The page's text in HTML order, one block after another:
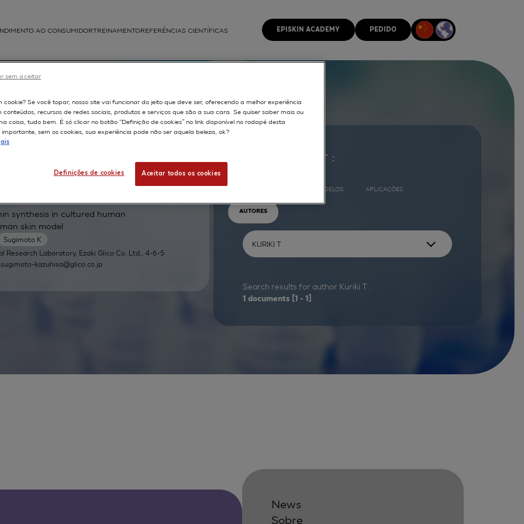
AO CONSUMIDORTREINAMENTOREFERÊNCIAS CIENTÍFICAS EPISKIN ACADEMY PEDIDO
Sugimoto K
synthesis in cultured human
skin model
Research Laboratory, Ezaki Glico Co. Ltd., 4-6-5
sugimoto-kazuhisa@glico.co.jp
Procurar por :
MODELOS APLICAÇÕES
AUTORES
Search results for author Kuriki T :
1 documents [1 - 1]
News
Sobre
cookie? Se você topar, nosso site vai funcionar do jeito que deve ser, oferecendo a melhor experiência
conteúdos, recursos de redes sociais, produtos e serviços que são a sua cara. Se quiser saber mais ou
coisa, tudo bem. É só clicar no botão “Definição de cookies” no link disponível no rodapé desta
sem os cookies, sua experiência pode não ser aquela beleza, ok?
Definições de cookies Aceitar todos os cookies
sem aceitar